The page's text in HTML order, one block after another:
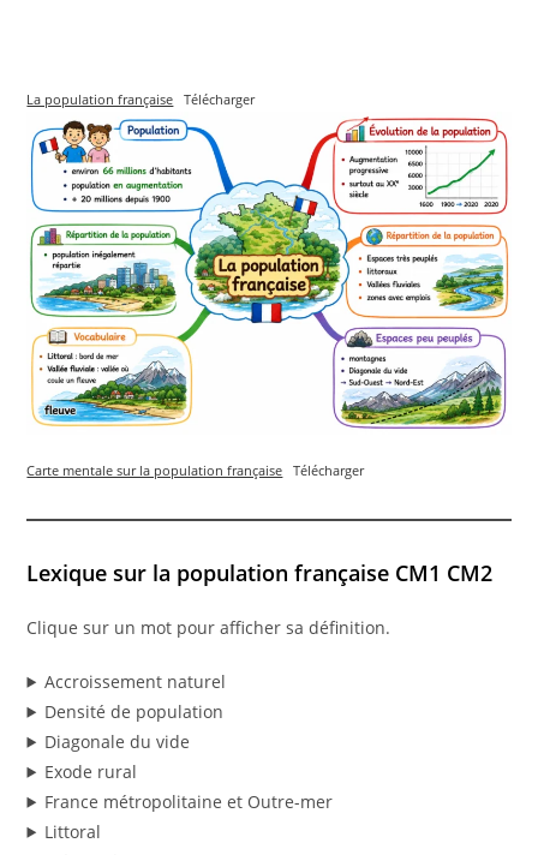
La population française Télécharger
Carte mentale sur la population française Télécharger
Lexique sur la population française CM1 CM2
Clique sur un mot pour afficher sa définition.
Accroissement naturel
Densité de population
Diagonale du vide
Exode rural
France métropolitaine et Outre-mer
Littoral